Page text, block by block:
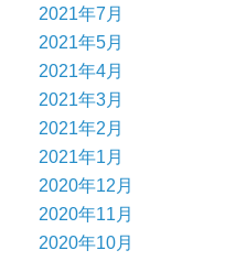
2021年7月
2021年5月
2021年4月
2021年3月
2021年2月
2021年1月
2020年12月
2020年11月
2020年10月